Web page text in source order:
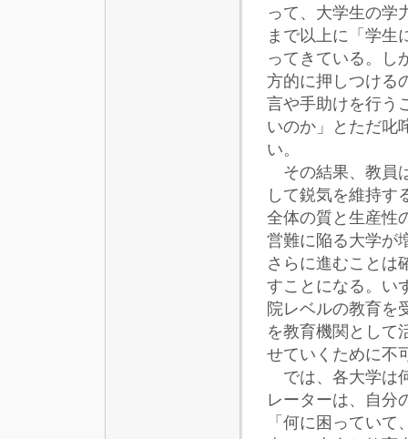
って、大学生の学
まで以上に「学生
ってきている。し
方的に押しつける
言や手助けを行う
いのか」とただ叱
い。
その結果、教員
して鋭気を維持す
全体の質と生産性
営難に陥る大学が
さらに進むことは
すことになる。い
院レベルの教育を
を教育機関として
せていくために不
では、各大学は
レーターは、自分
「何に困ってい